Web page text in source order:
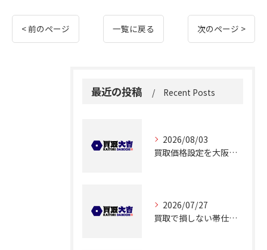
< 前のページ 一覧に戻る 次のページ >
最近の投稿 Recent Posts
2026/08/03
買取価格設定を大阪府大阪市都島区友渕町で適正に行うための相場確認ポイント
2026/07/27
買取で損しない帯仕立て品の査定ポイントと価格アップのコツ解説